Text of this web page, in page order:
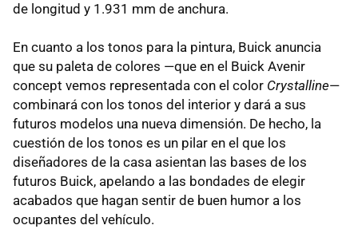
de longitud y 1.931 mm de anchura.
En cuanto a los tonos para la pintura, Buick anuncia
que su paleta de colores —que en el Buick Avenir
concept vemos representada con el color Crystalline—
combinará con los tonos del interior y dará a sus
futuros modelos una nueva dimensión. De hecho, la
cuestión de los tonos es un pilar en el que los
diseñadores de la casa asientan las bases de los
futuros Buick, apelando a las bondades de elegir
acabados que hagan sentir de buen humor a los
ocupantes del vehículo.